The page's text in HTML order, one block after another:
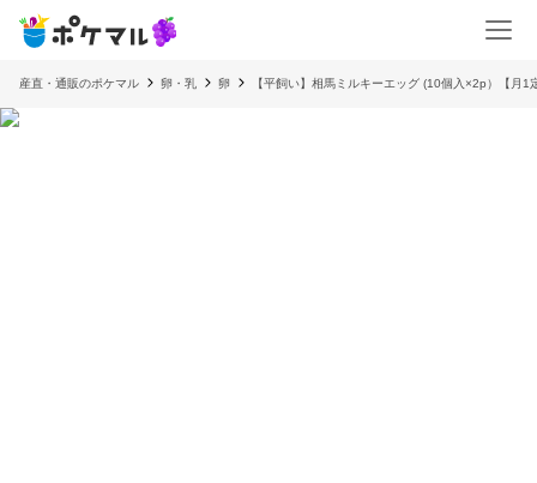
産直・通販のポケマル 卵・乳 卵 【平飼い】相馬ミルキーエッグ (10個入×2p）【月1